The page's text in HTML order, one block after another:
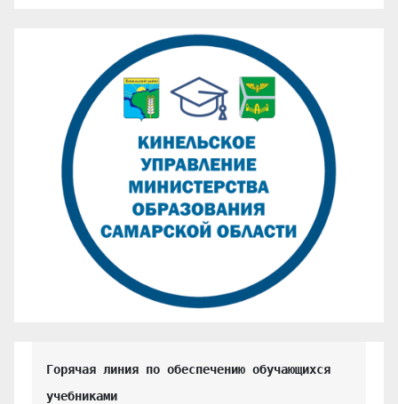
Горячая линия по обеспечению обучающихся
учебниками